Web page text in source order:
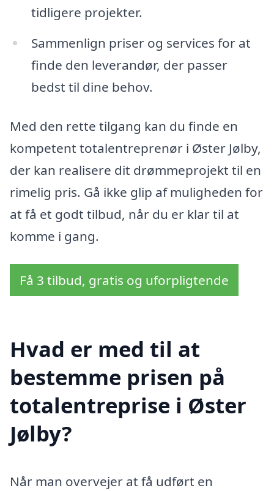
tidligere projekter.
Sammenlign priser og services for at
finde den leverandør, der passer
bedst til dine behov.
Med den rette tilgang kan du finde en
kompetent totalentreprenør i Øster Jølby,
der kan realisere dit drømmeprojekt til en
rimelig pris. Gå ikke glip af muligheden for
at få et godt tilbud, når du er klar til at
komme i gang.
Få 3 tilbud, gratis og uforpligtende
Hvad er med til at
bestemme prisen på
totalentreprise i Øster
Jølby?
Når man overvejer at få udført en